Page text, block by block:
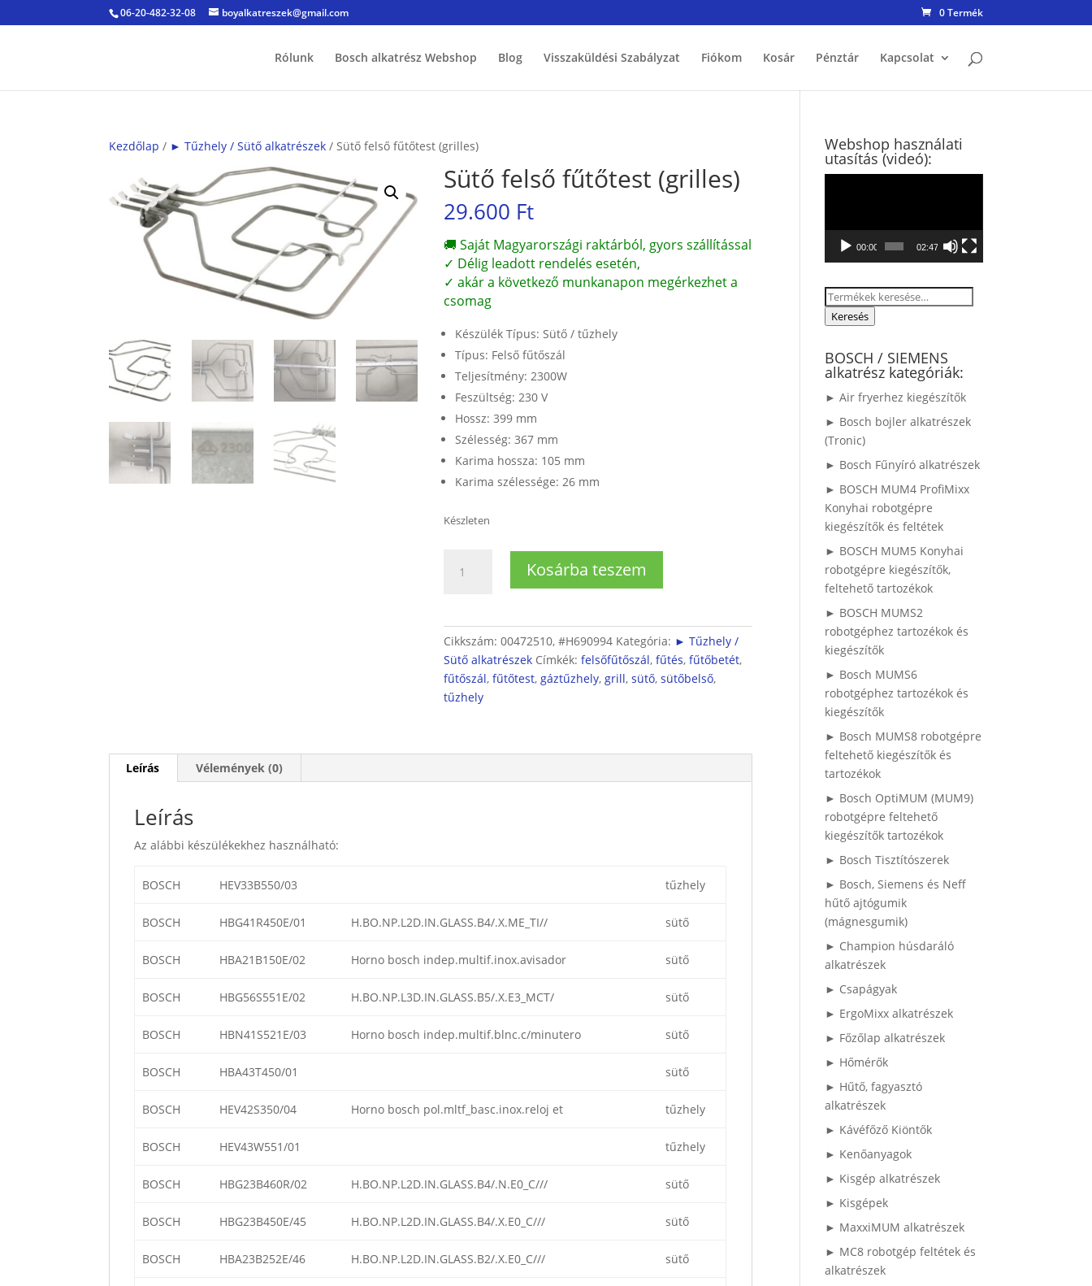
06-20-482-32-08 boyalkatreszek@gmail.com 0 Termék
Rólunk Bosch alkatrész Webshop Blog Visszaküldési Szabályzat Fiókom Kosár Pénztár Kapcsolat
Kezdőlap / ► Tűzhely / Sütő alkatrészek / Sütő felső fűtőtest (grilles)
Sütő felső fűtőtest (grilles)
29.600 Ft
🚚 Saját Magyarországi raktárból, gyors szállítással
✓ Délig leadott rendelés esetén,
✓ akár a következő munkanapon megérkezhet a
csomag
Készülék Típus: Sütő / tűzhely
Típus: Felső fűtőszál
Teljesítmény: 2300W
Feszültség: 230 V
Hossz: 399 mm
Szélesség: 367 mm
Karima hossza: 105 mm
Karima szélessége: 26 mm
Készleten
felső
mennyiség
Kosárba teszem
Cikkszám:00472510, #H690994 Kategória: ► Tűzhely /
Sütő alkatrészek Címkék:felsőfűtőszál,fűtés,fűtőbetét,
fűtőszál,fűtőtest,gáztűzhely,grill,sütő,sütőbelső,
tűzhely
Leírás Vélemények (0)
Leírás
Az alábbi készülékekhez használható:
BOSCH HEV33B550/03 tűzhely
BOSCH HBG41R450E/01 H.BO.NP.L2D.IN.GLASS.B4/.X.ME_TI// sütő
BOSCH HBA21B150E/02 Horno bosch indep.multif.inox.avisador sütő
BOSCH HBG56S551E/02 H.BO.NP.L3D.IN.GLASS.B5/.X.E3_MCT/ sütő
BOSCH HBN41S521E/03 Horno bosch indep.multif.blnc.c/minutero sütő
BOSCH HBA43T450/01 sütő
BOSCH HEV42S350/04 Horno bosch pol.mltf_basc.inox.reloj et tűzhely
BOSCH HEV43W551/01 tűzhely
BOSCH HBG23B460R/02 H.BO.NP.L2D.IN.GLASS.B4/.N.E0_C/// sütő
BOSCH HBG23B450E/45 H.BO.NP.L2D.IN.GLASS.B4/.X.E0_C/// sütő
BOSCH HBA23B252E/46 H.BO.NP.L2D.IN.GLASS.B2/.X.E0_C/// sütő
Webshop használati
utasítás (videó):
00:00 02:47
Keresés
Keresés
BOSCH / SIEMENS
alkatrész kategóriák:
► Air fryerhez kiegészítők
► Bosch bojler alkatrészek
(Tronic)
► Bosch Fűnyíró alkatrészek
► BOSCH MUM4 ProfiMixx
Konyhai robotgépre
kiegészítők és feltétek
► BOSCH MUM5 Konyhai
robotgépre kiegészítők,
feltehető tartozékok
► BOSCH MUMS2
robotgéphez tartozékok és
kiegészítők
► Bosch MUMS6
robotgéphez tartozékok és
kiegészítők
► Bosch MUMS8 robotgépre
feltehető kiegészítők és
tartozékok
► Bosch OptiMUM (MUM9)
robotgépre feltehető
kiegészítők tartozékok
► Bosch Tisztítószerek
► Bosch, Siemens és Neff
hűtő ajtógumik
(mágnesgumik)
► Champion húsdaráló
alkatrészek
► Csapágyak
► ErgoMixx alkatrészek
► Főzőlap alkatrészek
► Hőmérők
► Hűtő, fagyasztó
alkatrészek
► Kávéfőző Kiöntők
► Kenőanyagok
► Kisgép alkatrészek
► Kisgépek
► MaxxiMUM alkatrészek
► MC8 robotgép feltétek és
alkatrészek